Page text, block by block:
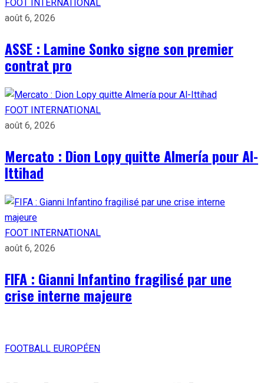
FOOT INTERNATIONAL
août 6, 2026
ASSE : Lamine Sonko signe son premier
contrat pro
FOOT INTERNATIONAL
août 6, 2026
Mercato : Dion Lopy quitte Almería pour Al-
Ittihad
FOOT INTERNATIONAL
août 6, 2026
FIFA : Gianni Infantino fragilisé par une
crise interne majeure
FOOTBALL EUROPÉEN